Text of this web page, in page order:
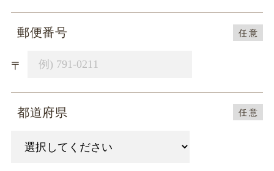
郵便番号 任意
〒
都道府県 任意